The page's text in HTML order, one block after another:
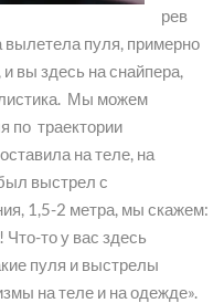
рев
вылетела пуля, примерно
и вы здесь на снайпера,
Мы можем
по траектории
на теле, на
выстрел с
1,5-2 метра, мы скажем:
то у вас здесь
пуля и выстрелы
на теле и на одежде».